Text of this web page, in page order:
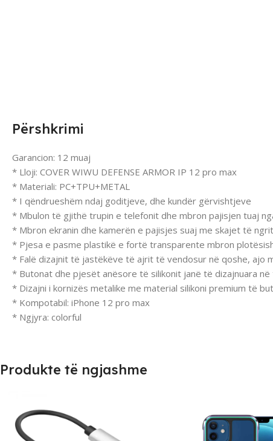
Përshkrimi
Garancion: 12 muaj
* Lloji: COVER WIWU DEFENSE ARMOR IP 12 pro max
* Materiali: PC+TPU+METAL
* I qëndrueshëm ndaj goditjeve, dhe kundër gërvishtjeve
* Mbulon të gjithë trupin e telefonit dhe mbron pajisjen tuaj
* Mbron ekranin dhe kamerën e pajisjes suaj me skajet të
* Pjesa e pasme plastikë e fortë transparente mbron
* Falë dizajnit të jastëkëve të ajrit të vendosur në qoshe, ajo
* Butonat dhe pjesët anësore të silikonit janë të dizajnuara
* Dizajni i kornizës metalike me material silikoni premium të
* Kompotabil: iPhone 12 pro max
* Ngjyra: colorful
Produkte të ngjashme